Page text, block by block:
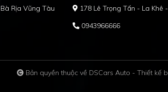
Rịa Vũng Tàu
178 Lê Trọng Tấn - La
0943966666
Bản quyền thuộc về DSCars Auto - Thiết kế